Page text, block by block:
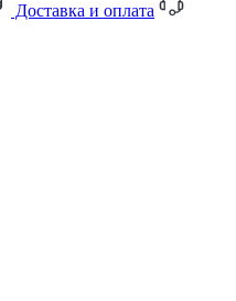
Доставка и оплата